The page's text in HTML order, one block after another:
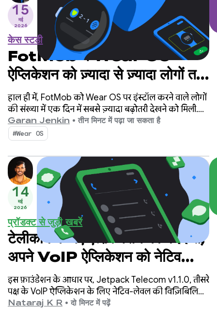
15
मई
2026
केस स्टडी
FotMob ने Wear OS
ऐप्लिकेशन को ज़्यादा से ज़्यादा लोगों तक
पहुंचाने के लिए, क्रॉस-डिवाइस
डिस्कवरी का इस्तेमाल कैसे किया
हाल ही में, FotMob को Wear OS पर इंस्टॉल करने वाले लोगों
की संख्या में एक दिन में सबसे ज़्यादा बढ़ोतरी देखने को मिली.
यह बढ़ोतरी, पिछले पांच सालों में एक दिन में हुई सबसे ज़्यादा
बढ़ोतरी थी. यह बढ़ोतरी, रोज़ाना के औसत से दो से तीन गुना
ज़्यादा थी. इसका सीक्रेट क्या है? क्रॉस-डिवाइस इंस्टॉलेशन का
आसान तरीका. इससे लोग सीधे अपने फ़ोन से Wear OS
ऐप्लिकेशन खोज पाते हैं.
Garan Jenkin • तीन मिनट में पढ़ा जा सकता है
#Wear OS
14
मई
2026
प्रॉडक्ट से जुड़ी खबरें
टेलीकॉम के नए ऐल्फ़ा वर्शन की मदद से,
अपने VoIP ऐप्लिकेशन को नेटिव
विज़िबिलिटी दें
इस फ़ाउंडेशन के आधार पर, Jetpack Telecom v1.1.0, तीसरे
पक्ष के VoIP ऐप्लिकेशन के लिए नेटिव-लेवल की विज़िबिलिटी
और सुविधा लाता है.
Nataraj K R • दो मिनट में पढ़ें